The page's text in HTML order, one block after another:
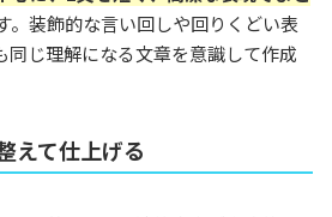
。装飾的な言い回しや回りくどい表
同じ理解になる文章を意識して作成
えて仕上げる